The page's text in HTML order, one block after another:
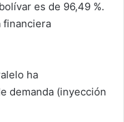
es de 96,49 %.
financiera
ha
demanda (inyección